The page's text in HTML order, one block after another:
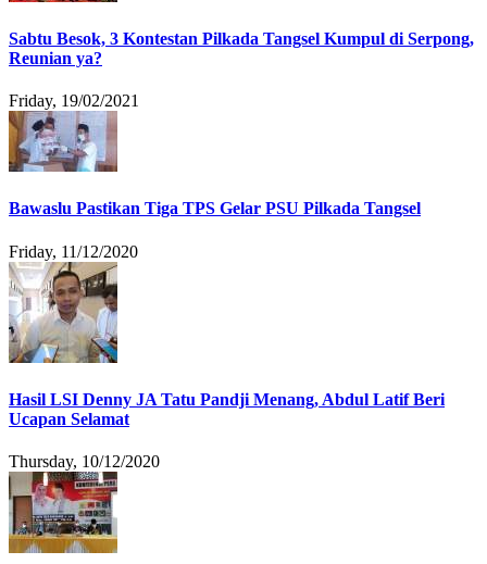
Sabtu Besok, 3 Kontestan Pilkada Tangsel Kumpul di Serpong,
Reunian ya?
Friday, 19/02/2021
Bawaslu Pastikan Tiga TPS Gelar PSU Pilkada Tangsel
Friday, 11/12/2020
Hasil LSI Denny JA Tatu Pandji Menang, Abdul Latif Beri
Ucapan Selamat
Thursday, 10/12/2020